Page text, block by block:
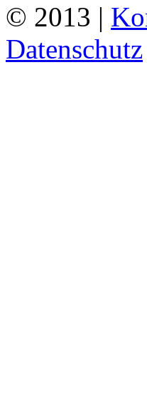
© 2013 |
Datenschutz